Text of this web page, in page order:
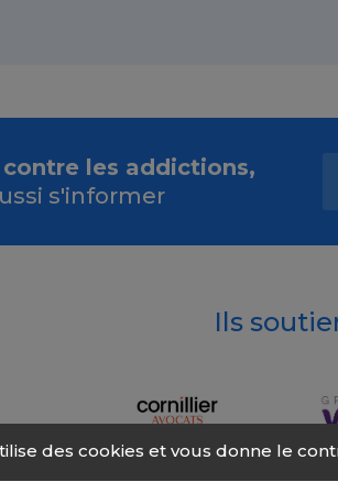
les addictions,
s'informer
Ils
des cookies et vous donne le